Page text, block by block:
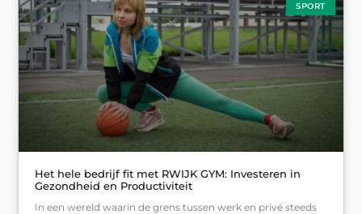
SPORT
Het hele bedrijf fit met RWIJK GYM: Investeren in
Gezondheid en Productiviteit
In een wereld waarin de grens tussen werk en privé steeds